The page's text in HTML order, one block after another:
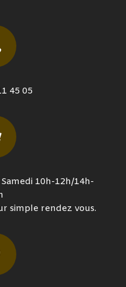
45 05
10h-12h/14h-
simple rendez vous.